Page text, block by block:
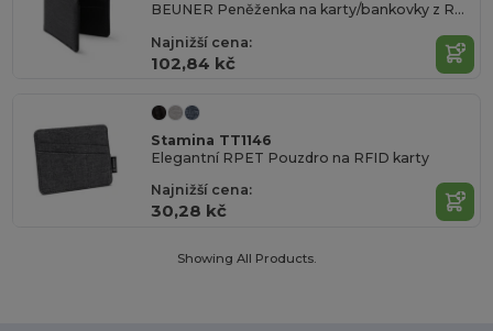
BEUNER Peněženka na karty/bankovky z RPET polyesteru s vřesovým designem a ochranou RFID
Najnižší cena:
102,84 kč
Stamina TT1146
Elegantní RPET Pouzdro na RFID karty
Najnižší cena:
30,28 kč
Showing All Products.